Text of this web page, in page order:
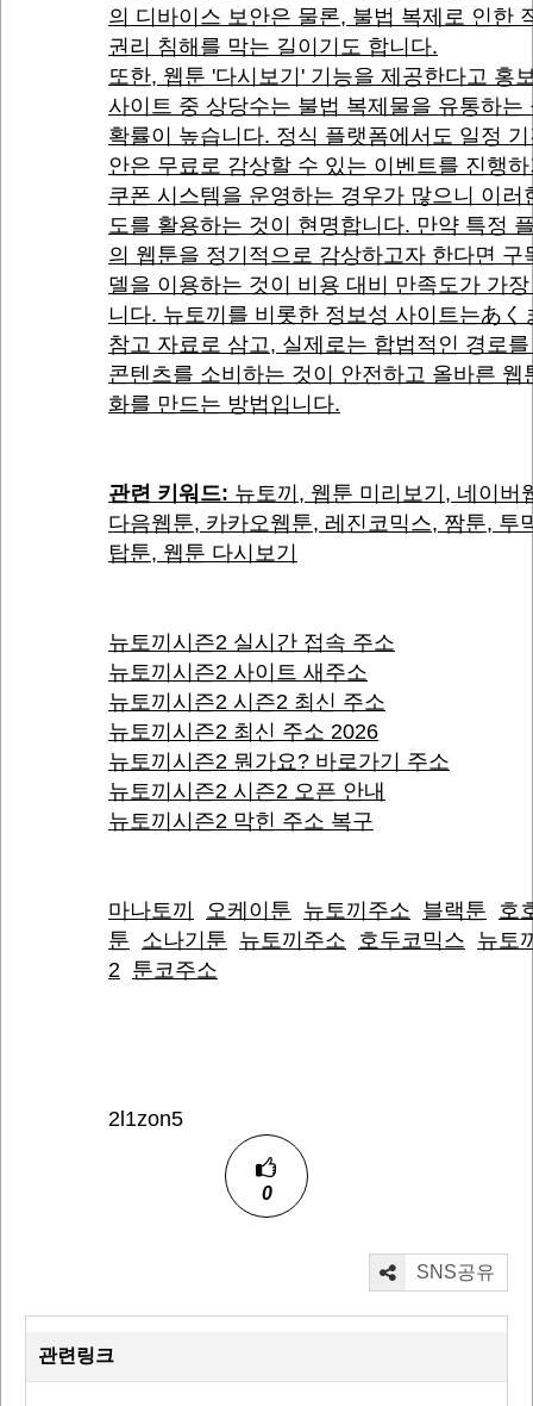
의 디바이스 보안은 물론, 불법 복제로 인한
권리 침해를 막는 길이기도 합니다.
또한, 웹툰 '다시보기' 기능을 제공한다고 홍
사이트 중 상당수는 불법 복제물을 유통하는
확률이 높습니다. 정식 플랫폼에서도 일정
안은 무료로 감상할 수 있는 이벤트를 진행
쿠폰 시스템을 운영하는 경우가 많으니 이러
도를 활용하는 것이 현명합니다. 만약 특정
의 웹툰을 정기적으로 감상하고자 한다면 구
델을 이용하는 것이 비용 대비 만족도가 가
니다. 뉴토끼를 비롯한 정보성 사이트는あく
참고 자료로 삼고, 실제로는 합법적인 경로
콘텐츠를 소비하는 것이 안전하고 올바른 웹
화를 만드는 방법입니다.
관련 키워드: 뉴토끼, 웹툰 미리보기, 네이버
다음웹툰, 카카오웹툰, 레진코믹스, 짬툰, 투
탑툰, 웹툰 다시보기
뉴토끼시즌2 실시간 접속 주소
뉴토끼시즌2 사이트 새주소
뉴토끼시즌2 시즌2 최신 주소
뉴토끼시즌2 최신 주소 2026
뉴토끼시즌2 뭔가요? 바로가기 주소
뉴토끼시즌2 시즌2 오픈 안내
뉴토끼시즌2 막힌 주소 복구
마나토끼 오케이툰 뉴토끼주소 블랙툰 호
툰 소나기툰 뉴토끼주소 호두코믹스 뉴토
2 툰코주소
2l1zon5
0
SNS공유
관련링크